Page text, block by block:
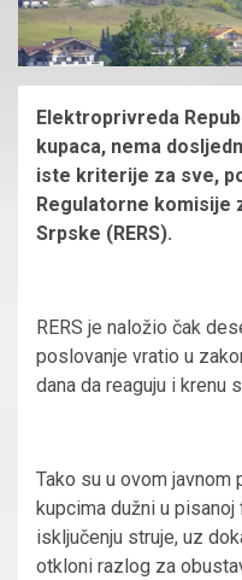
Elektroprivreda
kupaca, nema
iste kriterije za sve,
Regulatorne komisije
Srpske (RERS).
RERS je naložio čak
poslovanje vratio u
dana da reaguju i krenu
Tako su u ovom
kupcima dužni u
isključenju struje, uz
otkloni razlog za